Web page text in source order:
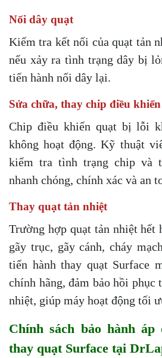
Nối dây quạt
Kiểm tra kết nối của quạt tản
nếu xảy ra tình trạng dây bị
tiến hành nối dây lại.
Sửa chữa, thay chip điều khiển
Chip điều khiển quạt bị lỗi
không hoạt động. Kỹ thuật
kiểm tra tình trạng chip và
nhanh chóng, chính xác và an
Thay quạt tản nhiệt
Trường hợp quạt tản nhiệt hết
gãy trục, gãy cánh, cháy
tiến hành thay quạt Surface
chính hãng, đảm bảo hồi phục
nhiệt, giúp máy hoạt động tối
Chính sách bảo hành
thay quạt Surface tại